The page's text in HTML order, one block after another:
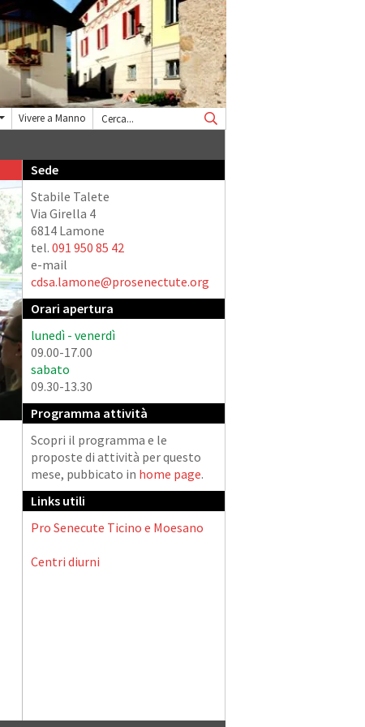
Vivere a Manno
Sede
Stabile Talete
Via Girella 4
6814 Lamone
tel. 091 950 85 42
e-mail
cdsa.lamone@prosenectute.org
Orari apertura
lunedì - venerdì
09.00-17.00
sabato
09.30-13.30
Programma attività
Scopri il programma e le
proposte di attività per questo
mese, pubbicato in home page.
Links utili
Pro Senecute Ticino e Moesano
Centri diurni